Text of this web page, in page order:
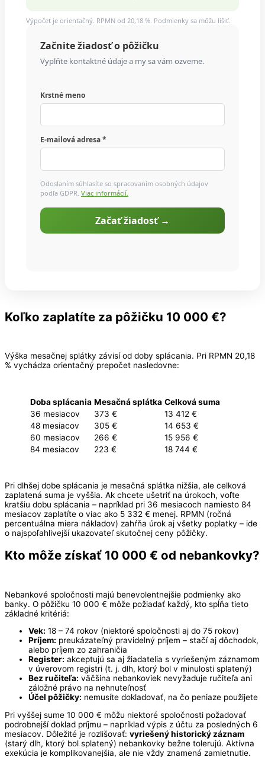
Výpočet je orientačný. RPMN od 20,18 %. Podmienky sa môžu líšiť.
Začnite žiadosť o pôžičku
Vyplňte kontaktné údaje a my sa vám ozveme.
Krstné meno
E-mailová adresa *
Odoslaním súhlasíte so spracovaním osobných údajov
podľa GDPR. Viac informácií.
Začať žiadosť →
Koľko zaplatíte za pôžičku 10 000 €?
Výška mesačnej splátky závisí od doby splácania. Pri RPMN 20,18
% vychádza orientačný prepočet nasledovne:
Doba splácania Mesačná splátka Celková suma
36 mesiacov
373 €
13 412 €
48 mesiacov
305 €
14 653 €
60 mesiacov
266 €
15 956 €
84 mesiacov
223 € 18 744 €
Pri dlhšej dobe splácania je mesačná splátka nižšia, ale celková
zaplatená suma je vyššia. Ak chcete ušetriť na úrokoch, voľte
kratšiu dobu splácania – napríklad pri 36 mesiacoch namiesto 84
mesiacov zaplatíte o viac ako 5 332 € menej. RPMN (ročná
percentuálna miera nákladov) zahŕňa úrok aj všetky poplatky – ide
o najspoľahlivejší ukazovateľ skutočnej ceny pôžičky.
Kto môže získať 10 000 € od nebankovky?
Nebankové spoločnosti majú benevolentnejšie podmienky ako
banky. O pôžičku 10 000 € môže požiadať každý, kto spĺňa tieto
základné kritériá:
Vek: 18 – 74 rokov (niektoré spoločnosti aj do 75 rokov)
Príjem: preukázateľný pravidelný príjem – stačí aj dôchodok,
alebo príjem zo zahraničia
Register: akceptujú sa aj žiadatelia s vyriešeným záznamom
v úverovom registri (t. j. dlh, ktorý bol v minulosti splatený)
Bez ručiteľa: väčšina nebankoviek nevyžaduje ručiteľa ani
záložné právo na nehnuteľnosť
Účel pôžičky: nemusíte dokladovať, na čo peniaze použijete
Pri vyššej sume 10 000 € môžu niektoré spoločnosti požadovať
podrobnejší doklad príjmu – napríklad výpis z účtu za posledných 6
mesiacov. Dôležité je rozlišovať: vyriešený historický záznam
(starý dlh, ktorý bol splatený) nebankovky bežne tolerujú. Aktívna
exekúcia je komplikovanejšia, ale nie vždy znamená zamietnutie.